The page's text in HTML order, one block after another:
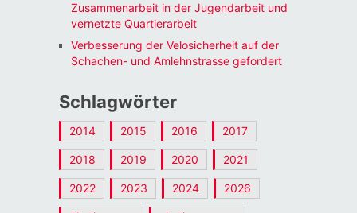
Zusammenarbeit in der Jugendarbeit und
vernetzte Quartierarbeit
Verbesserung der Velosicherheit auf der
Schachen- und Amlehnstrasse gefordert
Schlagwörter
2014 2015 2016 2017
2018 2019 2020 2021
2022 2023 2024 2026